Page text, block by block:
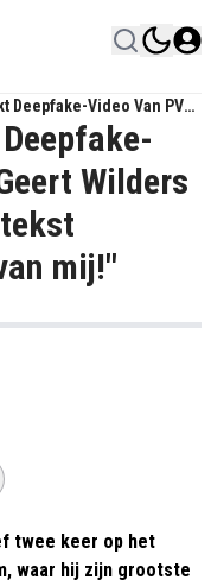
Deepfake-Video Van PVV-
Show: "Sterke
Niet Van Mij!"
Wilders
mij!"
twee keer op het
waar hij zijn grootste